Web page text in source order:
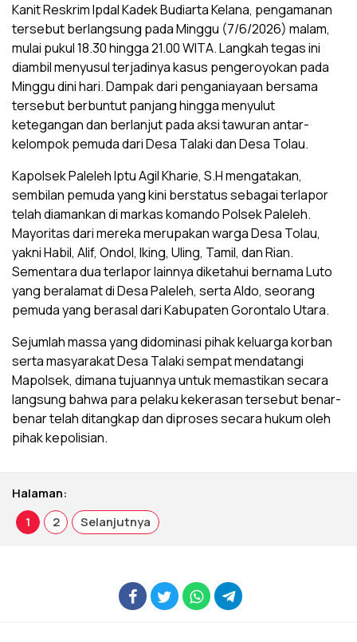
Kanit Reskrim IpdaI Kadek Budiarta Kelana, pengamanan
tersebut berlangsung pada Minggu (7/6/2026) malam,
mulai pukul 18.30 hingga 21.00 WITA. Langkah tegas ini
diambil menyusul terjadinya kasus pengeroyokan pada
Minggu dini hari. Dampak dari penganiayaan bersama
tersebut berbuntut panjang hingga menyulut
ketegangan dan berlanjut pada aksi tawuran antar-
kelompok pemuda dari Desa Talaki dan Desa Tolau.
Kapolsek Paleleh Iptu Agil Kharie, S.H mengatakan,
sembilan pemuda yang kini berstatus sebagai terlapor
telah diamankan di markas komando Polsek Paleleh.
Mayoritas dari mereka merupakan warga Desa Tolau,
yakni Habil, Alif, Ondol, Iking, Uling, Tamil, dan Rian.
Sementara dua terlapor lainnya diketahui bernama Luto
yang beralamat di Desa Paleleh, serta Aldo, seorang
pemuda yang berasal dari Kabupaten Gorontalo Utara.
Sejumlah massa yang didominasi pihak keluarga korban
serta masyarakat Desa Talaki sempat mendatangi
Mapolsek, dimana tujuannya untuk memastikan secara
langsung bahwa para pelaku kekerasan tersebut benar-
benar telah ditangkap dan diproses secara hukum oleh
pihak kepolisian.
Halaman:
1
2 Selanjutnya